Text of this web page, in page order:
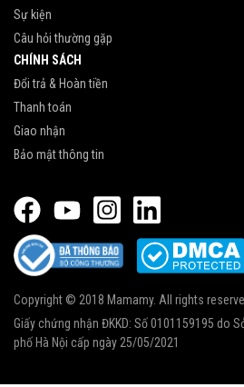
Sự kiện
Câu hỏi thường gặp
CHÍNH SÁCH
Đổi trả & Hoàn tiền
Thanh toán
Giao nhận
Bảo mật thông tin
Copyright © 2018 Mamamy. All rights
Giấy chứng nhận ĐKKD: Số 0101159195 do
phố Hà Nội cấp ngày 25/05/2021